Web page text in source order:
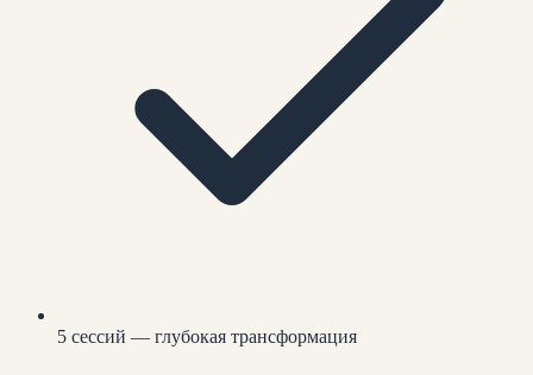
5 сессий — глубокая трансформация